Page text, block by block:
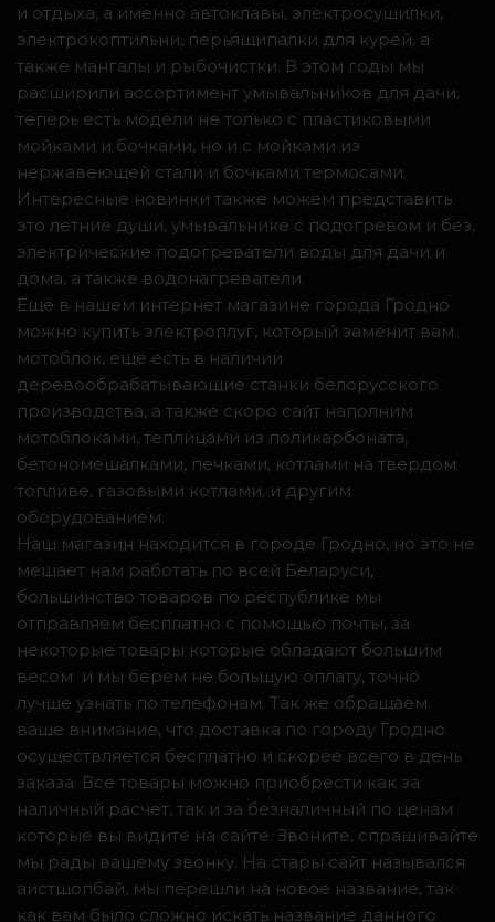
и отдыха, а именно автоклавы, электросушилки,
электрокоптильни, перьящипалки для курей, а
также мангалы и рыбочистки. В этом годы мы
расширили ассортимент умывальников для дачи,
теперь есть модели не только с пластиковыми
мойками и бочками, но и с мойками из
нержавеющей стали и бочками термосами.
Интересные новинки также можем представить
это летние души, умывальнике с подогревом и без,
электрические подогреватели воды для дачи и
дома, а также водонагреватели.
Ещё в нашем интернет магазине города Гродно
можно купить электроплуг, который заменит вам
мотоблок, ещё есть в наличии
деревообрабатывающие станки белорусского
производства, а также скоро сайт наполним
мотоблоками, теплицами из поликарбоната,
бетономешалками, печками, котлами на твердом
топливе, газовыми котлами, и другим
оборудованием.
Наш магазин находится в городе Гродно, но это не
мешает нам работать по всей Беларуси,
большинство товаров по республике мы
отправляем бесплатно с помощью почты, за
некоторые товары которые обладают большим
весом и мы берем не большую оплату, точно
лучше узнать по телефонам. Так же обращаем
ваше внимание, что доставка по городу Гродно
осуществляется бесплатно и скорее всего в день
заказа. Все товары можно приобрести как за
наличный расчет, так и за безналичный по ценам
которые вы видите на сайте. Звоните, спрашивайте
мы рады вашему звонку. На стары сайт назывался
аистшопбай, мы перешли на новое название, так
как вам было сложно искать название данного